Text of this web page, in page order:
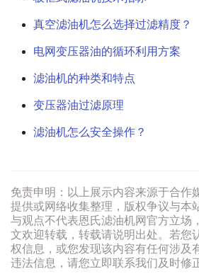
真空滤油机怎么选择过滤精度？
电网变压器油的循环利用方案
滤油机的种类和特点
变压器油过滤原理
滤油机怎么安全操作？
免责申明：以上展示内容来源于合作
提供或网络收集整理，版权争议与本
与观点不代表恩氏滤油机网官方立场
文欢迎转载，转载请说明出处。若您
权信息，或您发现该内容有任何涉及
违法信息，请您立即联系我们及时修